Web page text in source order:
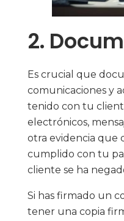
2.
Es crucial que
comunicaciones y
tenido con tu
electrónicos,
otra evidencia que
cumplido con tu
cliente se ha
Si has firmado un
tener una copia